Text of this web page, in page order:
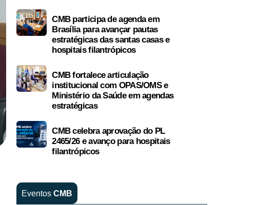
CMB participa de agenda em
Brasília para avançar pautas
estratégicas das santas casas e
hospitais filantrópicos
CMB fortalece articulação
institucional com OPAS/OMS e
Ministério da Saúde em agendas
estratégicas
CMB celebra aprovação do PL
2465/26 e avanço para hospitais
filantrópicos
Eventos CMB